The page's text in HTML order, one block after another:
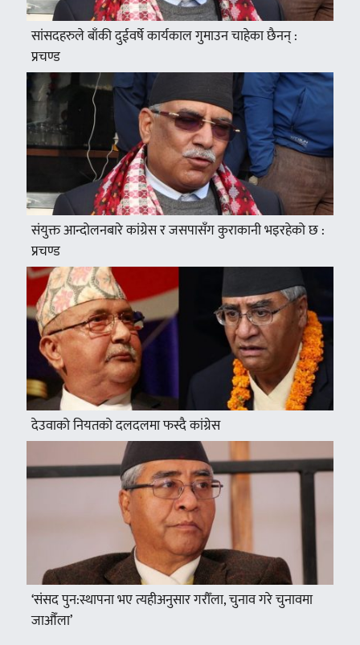
सांसदहरुले बाँकी दुईवर्षे कार्यकाल गुमाउन चाहेका छैनन् :
प्रचण्ड
संयुक्त आन्दोलनबारे कांग्रेस र जसपासँग कुराकानी भइरहेको छ :
प्रचण्ड
देउवाको नियतको दलदलमा फस्दै कांग्रेस
‘संसद पुन:स्थापना भए त्यहीअनुसार गरौँला, चुनाव गरे चुनावमा
जाऔँला’